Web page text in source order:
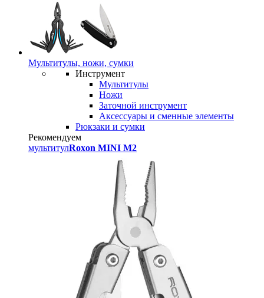
Мультитулы, ножи, сумки
Инструмент
Мультитулы
Ножи
Заточной инструмент
Аксессуары и сменные элементы
Рюкзаки и сумки
Рекомендуем
мультитулRoxon MINI M2